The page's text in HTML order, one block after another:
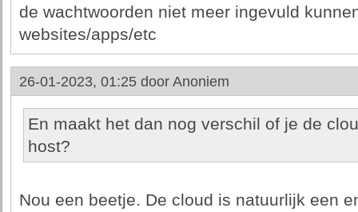
de wachtwoorden niet meer ingevuld
websites/apps/etc
26-01-2023, 01:25 door Anoniem
En maakt het dan nog verschil of je de
host?
Nou een beetje. De cloud is natuurlijk een